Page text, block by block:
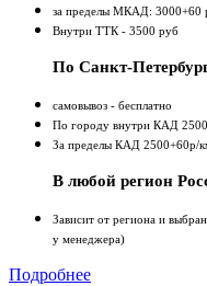
за пределы МКАД: 3000+60
Внутри ТТК - 3500 руб
По Санкт-
самовывоз - бесплатно
По городу внутри КАД
За пределы КАД 2500+60р/
В любой регион
Зависит от региона и
у менеджера)
Подробнее